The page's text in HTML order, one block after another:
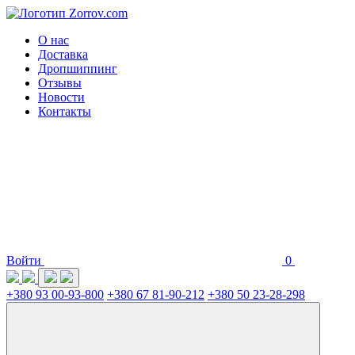
О нас
Доставка
Дропшиппинг
Отзывы
Новости
Контакты
Войти 0
+380 93 00-93-800 +380 67 81-90-212 +380 50 23-28-298